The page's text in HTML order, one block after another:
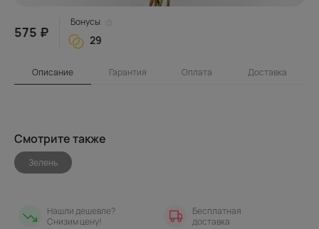
575 ₽
Бонусы
29
Описание Гарантия Оплата Доставка
Смотрите также
Зелень
Нашли дешевле?
Снизим цену!
Бесплатная
доставка